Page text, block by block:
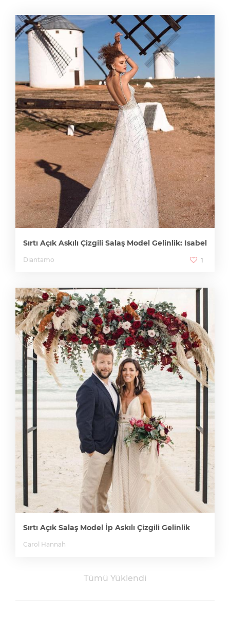
Sırtı Açık Askılı Çizgili Salaş Model Gelinlik: Isabel
Diantamo 1
Sırtı Açık Salaş Model İp Askılı Çizgili Gelinlik
Carol Hannah
Tümü Yüklendi